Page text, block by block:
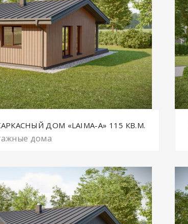
ДОМ «LAIMA-A» 115 КВ.М.
дома